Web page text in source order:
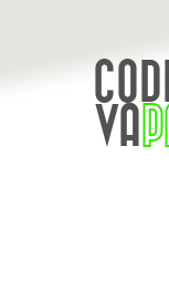
VA